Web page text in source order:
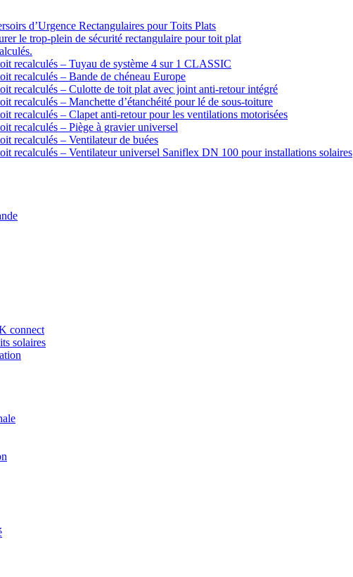
d’Urgence Rectangulaires pour Toits Plats
le trop-plein de sécurité rectangulaire pour toit plat
recalculés – Tuyau de système 4 sur 1 CLASSIC
recalculés – Bande de chéneau Europe
recalculés – Culotte de toit plat avec joint anti-retour intégré
recalculés – Manchette d’étanchéité pour lé de sous-toiture
recalculés – Clapet anti-retour pour les ventilations motorisées
recalculés – Piège à gravier universel
recalculés – Ventilateur de buées
recalculés – Ventilateur universel Saniflex DN 100 pour installations solaires
connect
solaires